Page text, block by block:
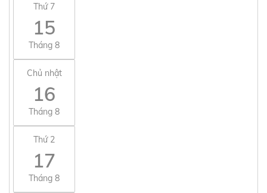
Thứ 7
15
Tháng 8
Chủ nhật
16
Tháng 8
Thứ 2
17
Tháng 8